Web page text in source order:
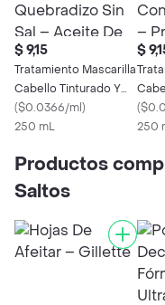
$ 9,15
Tratamiento Mascarilla
Cabello Tinturado Y
Quebradizo Sin Sal –
Aceite De Argán –
($0.0366/ml)
250 mL
$
Con
(
250
Productos
Saltos